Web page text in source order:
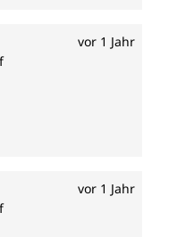
vor 1 Jahr
5 von 5 Sternen
vor 1 Jahr
5 von 5 Sternen